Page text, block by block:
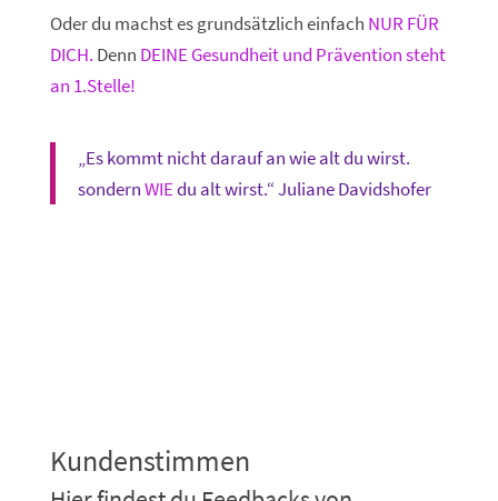
Oderdu machst es grundsätzlich einfach NUR FÜR
DICH. Denn DEINE Gesundheit und Prävention steht
an 1.Stelle!
„Es kommt nicht darauf an wie alt du wirst.
sondernWIEdu alt wirst.“ Juliane Davidshofer
Kundenstimmen